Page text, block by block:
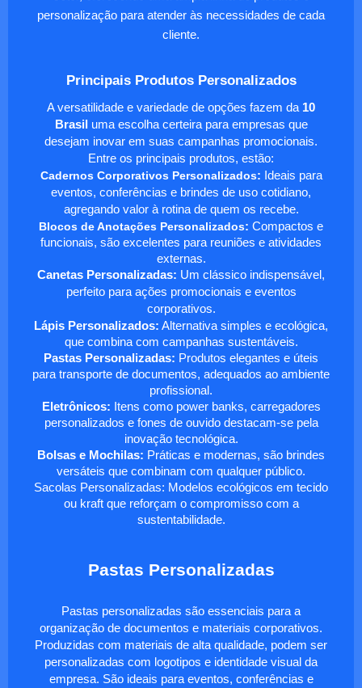
personalização para atender às necessidades de cada
cliente.
Principais Produtos Personalizados
A versatilidade e variedade de opções fazem da 10
Brasil uma escolha certeira para empresas que
desejam inovar em suas campanhas promocionais.
Entre os principais produtos, estão:
Cadernos Corporativos Personalizados: Ideais para
eventos, conferências e brindes de uso cotidiano,
agregando valor à rotina de quem os recebe.
Blocos de Anotações Personalizados: Compactos e
funcionais, são excelentes para reuniões e atividades
externas.
Canetas Personalizadas: Um clássico indispensável,
perfeito para ações promocionais e eventos
corporativos.
Lápis Personalizados: Alternativa simples e ecológica,
que combina com campanhas sustentáveis.
Pastas Personalizadas: Produtos elegantes e úteis
para transporte de documentos, adequados ao ambiente
profissional.
Eletrônicos: Itens como power banks, carregadores
personalizados e fones de ouvido destacam-se pela
inovação tecnológica.
Bolsas e Mochilas: Práticas e modernas, são brindes
versáteis que combinam com qualquer público.
Sacolas Personalizadas: Modelos ecológicos em tecido
ou kraft que reforçam o compromisso com a
sustentabilidade.
Pastas Personalizadas
Pastas personalizadas são essenciais para a
organização de documentos e materiais corporativos.
Produzidas com materiais de alta qualidade, podem ser
personalizadas com logotipos e identidade visual da
empresa. São ideais para eventos, conferências e